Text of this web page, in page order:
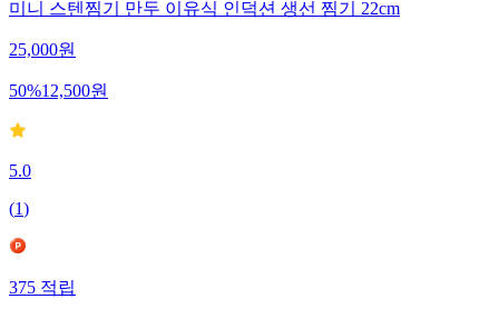
미니 스텐찜기 만두 이유식 인덕션 생선 찜기 22cm
25,000원
50%12,500원
5.0
(1)
375적립